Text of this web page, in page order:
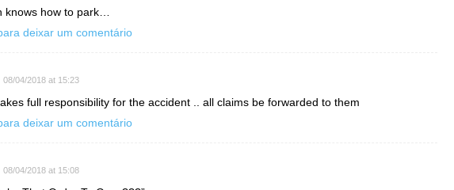
knows how to park…
deixar um comentário
08/04/2018 at 15:23
full responsibility for the accident .. all claims be forwarded to them
deixar um comentário
08/04/2018 at 15:08